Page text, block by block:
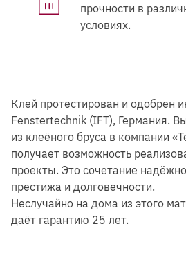
прочности в
условиях.
Клей протестирован и одобрен
Fenstertechnik (IFT), Германия.
из клеёного бруса в компании
получает возможность
проекты. Это сочетание
престижа и долговечности.
Неслучайно на дома из этого
даёт гарантию 25 лет.